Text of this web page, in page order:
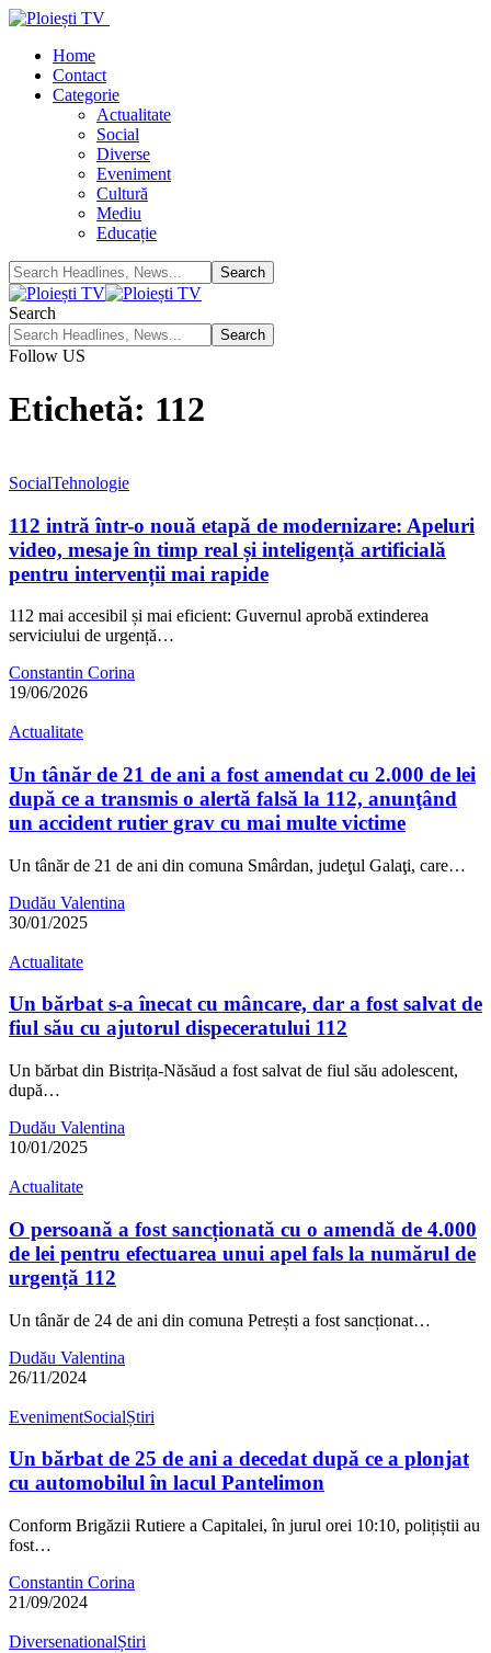
Home
Contact
Categorie
Actualitate
Social
Diverse
Eveniment
Cultură
Mediu
Educație
Search
Follow US
Etichetă: 112
SocialTehnologie
112 intră într-o nouă etapă de modernizare: Apeluri
video, mesaje în timp real și inteligență artificială
pentru intervenții mai rapide
112 mai accesibil și mai eficient: Guvernul aprobă extinderea
serviciului de urgență…
Constantin Corina
19/06/2026
Actualitate
Un tânăr de 21 de ani a fost amendat cu 2.000 de lei
după ce a transmis o alertă falsă la 112, anunţând
un accident rutier grav cu mai multe victime
Un tânăr de 21 de ani din comuna Smârdan, judeţul Galaţi, care…
Dudău Valentina
30/01/2025
Actualitate
Un bărbat s-a înecat cu mâncare, dar a fost salvat de
fiul său cu ajutorul dispeceratului 112
Un bărbat din Bistrița-Năsăud a fost salvat de fiul său adolescent,
după…
Dudău Valentina
10/01/2025
Actualitate
O persoană a fost sancționată cu o amendă de 4.000
de lei pentru efectuarea unui apel fals la numărul de
urgență 112
Un tânăr de 24 de ani din comuna Petrești a fost sancționat…
Dudău Valentina
26/11/2024
EvenimentSocialȘtiri
Un bărbat de 25 de ani a decedat după ce a plonjat
cu automobilul în lacul Pantelimon
Conform Brigăzii Rutiere a Capitalei, în jurul orei 10:10, polițiștii au
fost…
Constantin Corina
21/09/2024
DiversenationalȘtiri